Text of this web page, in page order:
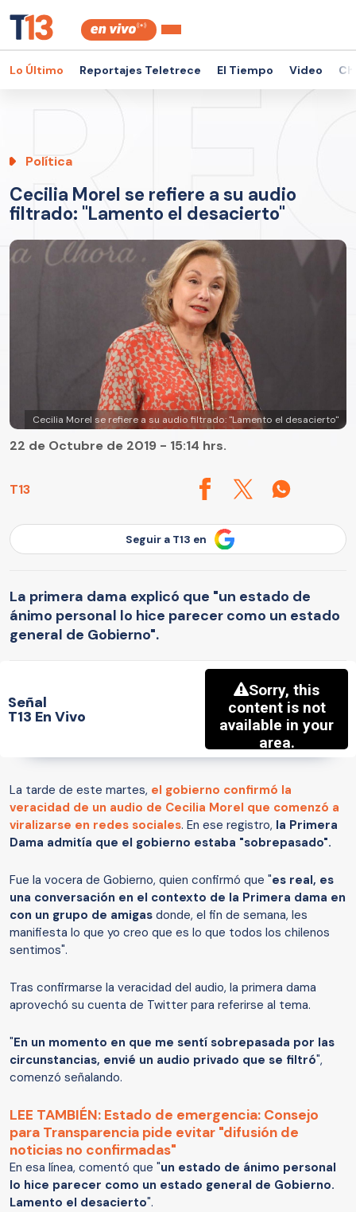
Lo Último Reportajes Teletrece El Tiempo Video
Política
Cecilia Morel se refiere a su audio
filtrado: "Lamento el desacierto"
Cecilia Morel se refiere a su audio filtrado: "Lamento el desacierto"
T13
22 de Octubre de 2019 - 15:14 hrs.
Seguir a T13 en
La primera dama explicó que "un estado de
ánimo personal lo hice parecer como un estado
general de Gobierno".
Señal
T13 En Vivo
La tarde de este martes, el gobierno confirmó la
veracidad de un audio de Cecilia Morel que comenzó a
viralizarse en redes sociales. En ese registro, la Primera
Dama admitía que el gobierno estaba "sobrepasado".
Fue la vocera de Gobierno, quien confirmó que "es real, es
una conversación en el contexto de la Primera dama en
con un grupo de amigas donde, el fin de semana, les
manifiesta lo que yo creo que es lo que todos los chilenos
sentimos".
Tras confirmarse la veracidad del audio, la primera dama
aprovechó su cuenta de Twitter para referirse al tema.
"En un momento en que me sentí sobrepasada por las
circunstancias, envié un audio privado que se filtró",
comenzó señalando.
LEE TAMBIÉN: Estado de emergencia: Consejo
para Transparencia pide evitar "difusión de
noticias no confirmadas"
En esa línea, comentó que "un estado de ánimo personal
lo hice parecer como un estado general de Gobierno.
Lamento el desacierto".